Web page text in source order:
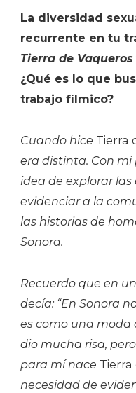
La diversidad
recurrente en tu
Tierra de Vaqueros
¿Qué es lo que
trabajo fílmico?
Cuando hice Tierra
era distinta. Con
idea de explorar
evidenciar a la
las historias de
Sonora.
Recuerdo que en
decía: “En Sonora
es como una moda
dio mucha risa,
para mí nace Tierra
necesidad de